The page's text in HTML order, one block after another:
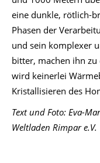
eine dunkle, rötlich-
Phasen der
und sein komplexer
bitter, machen ihn
wird keinerlei
Kristallisieren des
Text und Foto: Eva-
Weltladen Rimpar e.V.